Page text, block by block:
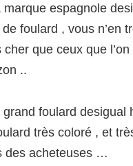
marque espagnole
foulard , vous n’en
que ceux que
..
foulard desigual
très coloré , et
des acheteuses …